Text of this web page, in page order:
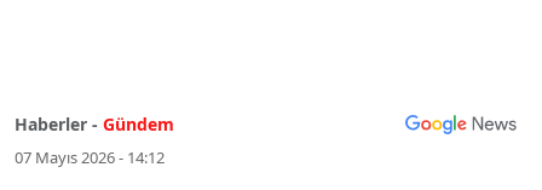
Haberler - Gündem
07 Mayıs 2026 - 14:12